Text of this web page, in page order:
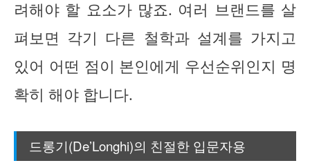
려해야 할 요소가 많죠. 여러 브랜드를 살
펴보면 각기 다른 철학과 설계를 가지고
있어 어떤 점이 본인에게 우선순위인지 명
확히 해야 합니다.
드롱기(De’Longhi)의 친절한 입문자용